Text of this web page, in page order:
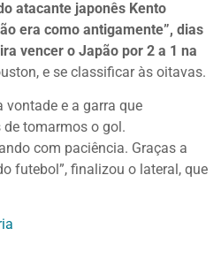
atacante japonês Kento
era como antigamente”, dias
vencer o Japão por 2 a 1 na
e se classificar às oitavas.
vontade e a garra que
tomarmos o gol.
com paciência. Graças a
futebol”, finalizou o lateral, que